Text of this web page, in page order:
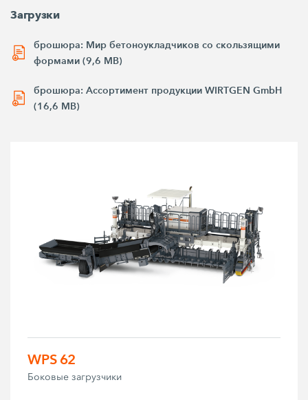
Загрузки
брошюра: Мир бетоноукладчиков со скользящими
формами (9,6 MB)
брошюра: Ассортимент продукции WIRTGEN GmbH
(16,6 MB)
WPS 62
Боковые загрузчики